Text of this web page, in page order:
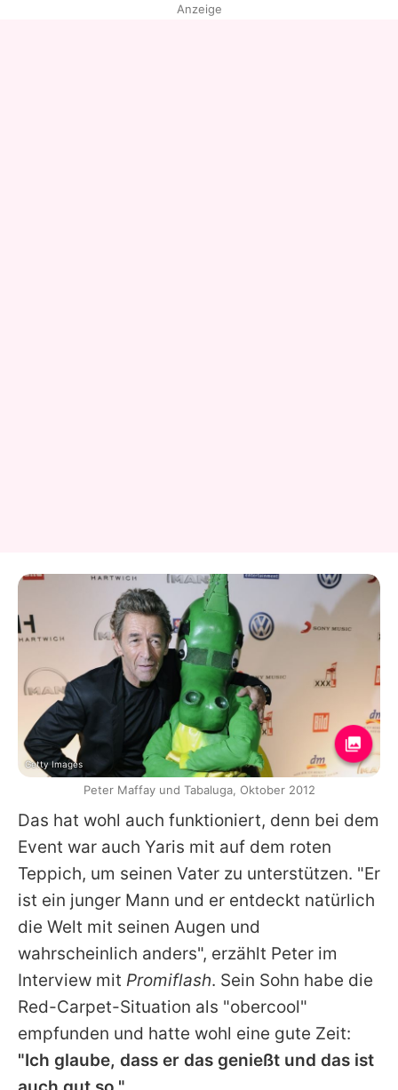
Das hat wohl auch funktioniert, denn bei dem
Event war auch Yaris mit auf dem roten
Teppich, um seinen Vater zu unterstützen. "Er
ist ein junger Mann und er entdeckt natürlich
die Welt mit seinen Augen und
wahrscheinlich anders", erzählt Peter im
Interview mit Promiflash. Sein Sohn habe die
Red-Carpet-Situation als "obercool"
empfunden und hatte wohl eine gute Zeit:
"Ich glaube, dass er das genießt und das ist
Anzeige
Getty Images
Peter Maffay und Tabaluga, Oktober 2012